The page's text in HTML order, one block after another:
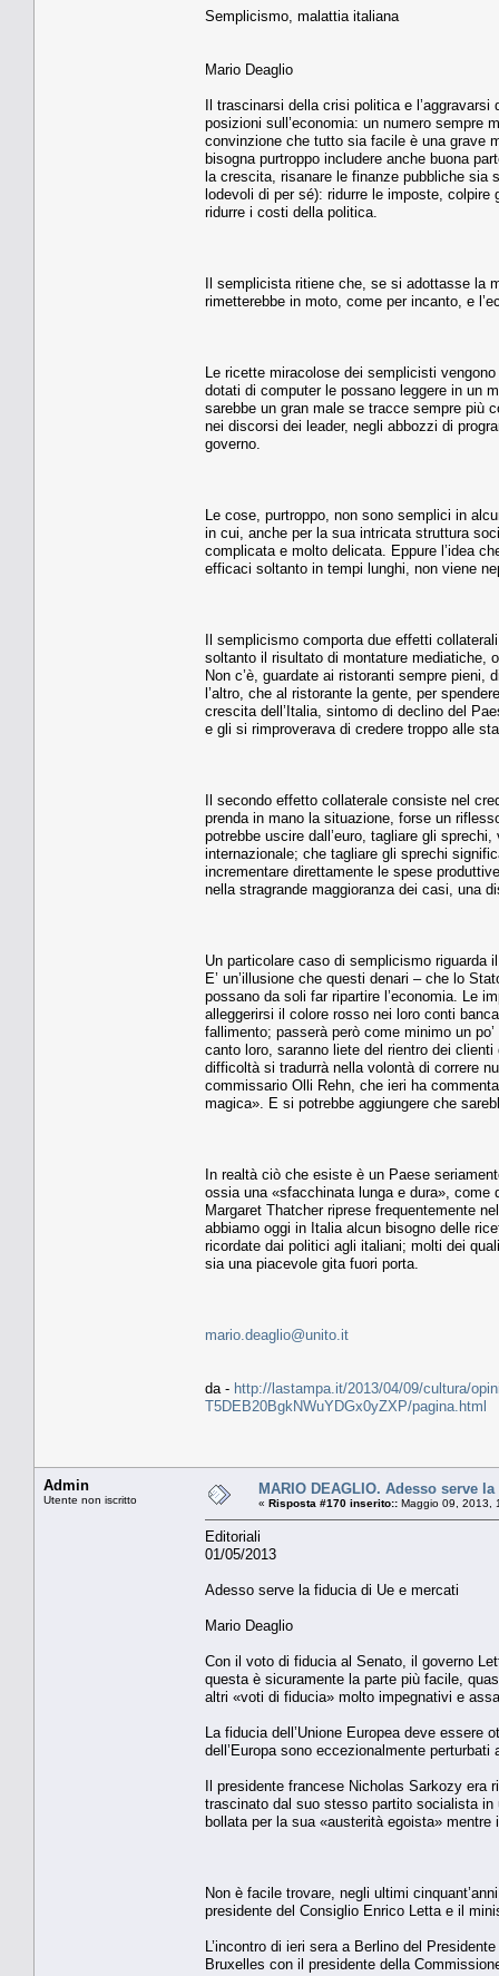
Semplicismo, malattia italiana
Mario Deaglio
Il trascinarsi della crisi politica e
posizioni sull’economia: un numero sempre
convinzione che tutto sia facile è una grave
bisogna purtroppo includere anche buona
la crescita, risanare le finanze pubbliche sia
lodevoli di per sé): ridurre le imposte,
ridurre i costi della politica.
Il semplicista ritiene che, se si adottasse la
rimetterebbe in moto, come per incanto, e
Le ricette miracolose dei semplicisti
dotati di computer le possano leggere in un
sarebbe un gran male se tracce sempre più
nei discorsi dei leader, negli abbozzi di
governo.
Le cose, purtroppo, non sono semplici in
in cui, anche per la sua intricata struttura
complicata e molto delicata. Eppure l’idea
efficaci soltanto in tempi lunghi, non viene
Il semplicismo comporta due effetti
soltanto il risultato di montature mediatiche,
Non c’è, guardate ai ristoranti sempre pieni,
l’altro, che al ristorante la gente, per
crescita dell’Italia, sintomo di declino del
e gli si rimproverava di credere troppo alle
Il secondo effetto collaterale consiste nel
prenda in mano la situazione, forse un
potrebbe uscire dall’euro, tagliare gli
internazionale; che tagliare gli sprechi
incrementare direttamente le spese
nella stragrande maggioranza dei casi, una
Un particolare caso di semplicismo riguarda
E’ un’illusione che questi denari – che lo
possano da soli far ripartire l’economia. Le
alleggerirsi il colore rosso nei loro conti
fallimento; passerà però come minimo un
canto loro, saranno liete del rientro dei
difficoltà si tradurrà nella volontà di correre
commissario Olli Rehn, che ieri ha
magica». E si potrebbe aggiungere che
In realtà ciò che esiste è un Paese
ossia una «sfacchinata lunga e dura», come
Margaret Thatcher riprese frequentemente
abbiamo oggi in Italia alcun bisogno delle
ricordate dai politici agli italiani; molti dei
sia una piacevole gita fuori porta.
mario.deaglio@unito.it
da - http://lastampa.it/2013/04/09/cultura/
T5DEB20BgkNWuYDGx0yZXP/pagina.html
Admin
Utente non iscritto
MARIO DEAGLIO. Adesso serve
« Risposta #170 inserito:: Maggio 09, 2013,
Editoriali
01/05/2013
Adesso serve la fiducia di Ue e mercati
Mario Deaglio
Con il voto di fiducia al Senato, il governo
questa è sicuramente la parte più facile,
altri «voti di fiducia» molto impegnativi e
La fiducia dell’Unione Europea deve essere
dell’Europa sono eccezionalmente
Il presidente francese Nicholas Sarkozy era
trascinato dal suo stesso partito socialista
bollata per la sua «austerità egoista»
Non è facile trovare, negli ultimi
presidente del Consiglio Enrico Letta e il
L’incontro di ieri sera a Berlino del
Bruxelles con il presidente della